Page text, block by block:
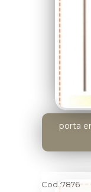
porta
Cod.:7876